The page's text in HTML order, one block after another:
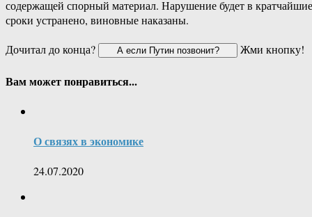
содержащей спорный материал. Нарушение будет в кратчайшие
сроки устранено, виновные наказаны.
Дочитал до конца?
Жми кнопку!
Вам может понравиться...
О связях в экономике
24.07.2020